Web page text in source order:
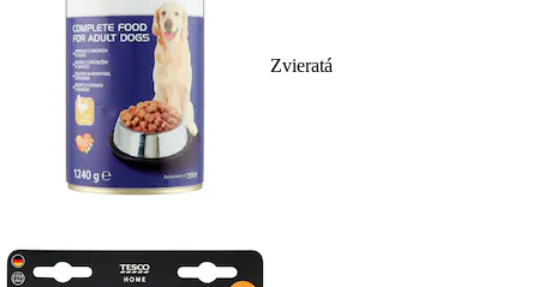
Zvieratá